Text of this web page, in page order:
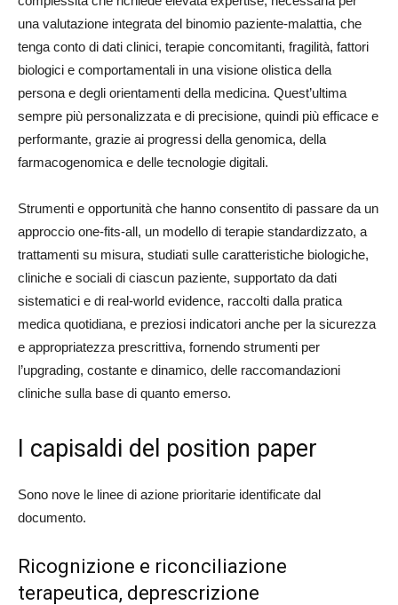
una valutazione integrata del binomio paziente-malattia, che
tenga conto di dati clinici, terapie concomitanti, fragilità, fattori
biologici e comportamentali in una visione olistica della
persona e degli orientamenti della medicina. Quest’ultima
sempre più personalizzata e di precisione, quindi più efficace e
performante, grazie ai progressi della genomica, della
farmacogenomica e delle tecnologie digitali.
Strumenti e opportunità che hanno consentito di passare da un
approccio one-fits-all, un modello di terapie standardizzato, a
trattamenti su misura, studiati sulle caratteristiche biologiche,
cliniche e sociali di ciascun paziente, supportato da dati
sistematici e di real-world evidence, raccolti dalla pratica
medica quotidiana, e preziosi indicatori anche per la sicurezza
e appropriatezza prescrittiva, fornendo strumenti per
l’upgrading, costante e dinamico, delle raccomandazioni
cliniche sulla base di quanto emerso.
I capisaldi del position paper
Sono nove le linee di azione prioritarie identificate dal
documento.
Ricognizione e riconciliazione
terapeutica, deprescrizione